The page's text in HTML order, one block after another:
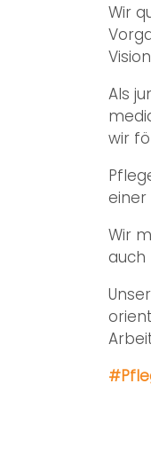
Wir
Als
wir
einer
Wir
auch